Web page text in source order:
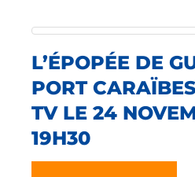
L’ÉPOPÉE DE
PORT
TV LE 24
19H30